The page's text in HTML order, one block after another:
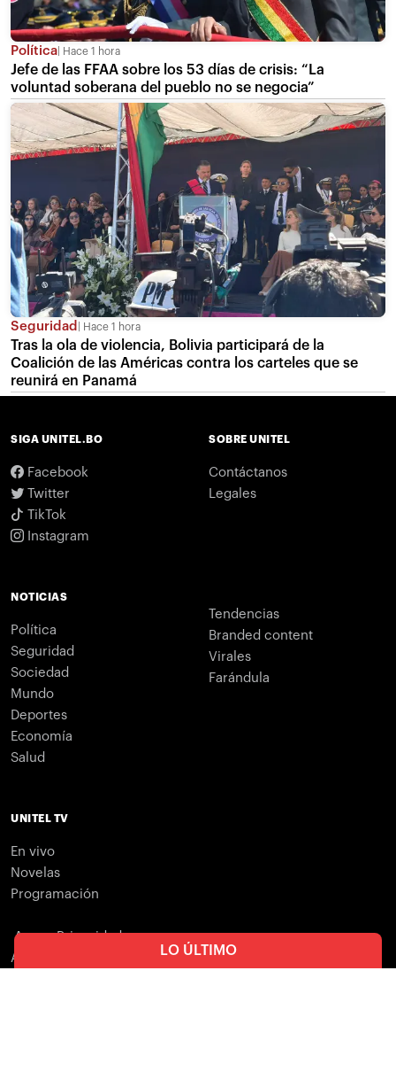
LO ÚLTIMO
Política Hace 1 hora
Jefe de las FFAA sobre los 53 días de crisis: “La
voluntad soberana del pueblo no se negocia”
Seguridad Hace 1 hora
Tras la ola de violencia, Bolivia participará de la
Coalición de las Américas contra los carteles que se
reunirá en Panamá
SIGA UNITEL.BO
Facebook
Twitter
TikTok
Instagram
SOBRE UNITEL
Contáctanos
Legales
NOTICIAS
Política
Seguridad
Sociedad
Mundo
Deportes
Economía
Salud
Tendencias
Branded content
Virales
Farándula
UNITEL TV
En vivo
Novelas
Programación
Apps - Privacidad
Apps - Condiciones